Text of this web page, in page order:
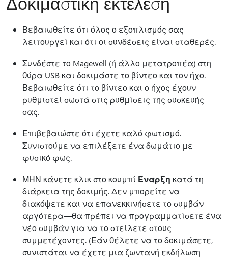
Βεβαιωθείτε ότι όλος ο εξοπλισμός σας
λειτουργεί και ότι οι συνδέσεις είναι σταθερές.
Συνδέστε το Magewell (ή άλλο μετατροπέα) στη
θύρα USB και δοκιμάστε το βίντεο και τον ήχο.
Βεβαιωθείτε ότι το βίντεο και ο ήχος έχουν
ρυθμιστεί σωστά στις ρυθμίσεις της συσκευής
σας.
Επιβεβαιώστε ότι έχετε καλό φωτισμό.
Συνιστούμε να επιλέξετε ένα δωμάτιο με
φυσικό φως.
ΜΗΝ κάνετε κλικ στο κουμπί Έναρξη κατά τη
διάρκεια της δοκιμής. Δεν μπορείτε να
διακόψετε και να επανεκκινήσετε το συμβάν
αργότερα—θα πρέπει να προγραμματίσετε ένα
νέο συμβάν για να το στείλετε στους
συμμετέχοντες. (Εάν θέλετε να το δοκιμάσετε,
συνιστάται να έχετε μια ζωντανή εκδήλωση